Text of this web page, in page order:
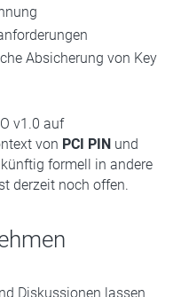
Absicherung von Key
v1.0 auf
von PCI PIN und
formell in andere
derzeit noch offen.
Diskussionen lassen